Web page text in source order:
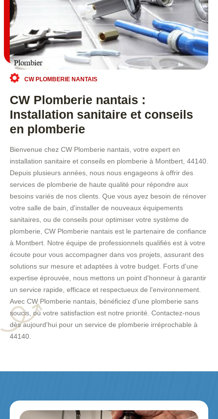
CW PLOMBERIE NANTAIS
CW Plomberie nantais :
Installation sanitaire et conseils
en plomberie
Bienvenue chez CW Plomberie nantais, votre expert en
installation sanitaire et conseils en plomberie à Montbert, 44140.
Depuis plusieurs années, nous nous engageons à offrir des
services de plomberie de haute qualité pour répondre aux
besoins variés de nos clients. Que vous ayez besoin de rénover
votre salle de bain, d'installer de nouveaux équipements
sanitaires, ou de conseils pour optimiser votre système de
plomberie, CW Plomberie nantais est le partenaire de confiance
à Montbert. Notre équipe de professionnels qualifiés est à votre
écoute pour vous accompagner dans vos projets, assurant des
solutions sur mesure et adaptées à votre budget. Forts d'une
expertise éprouvée, nous mettons un point d'honneur à garantir
un service rapide, efficace et respectueux de l'environnement.
Avec CW Plomberie nantais, bénéficiez d'une plomberie sans
soucis, où votre satisfaction est notre priorité. Contactez-nous
dès aujourd'hui pour un service de plomberie irréprochable à
44140.